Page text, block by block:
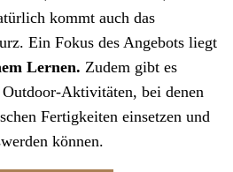
kommt auch das
Ein Fokus des Angebots liegt
Lernen. Zudem gibt es
Aktivitäten, bei denen
Fertigkeiten einsetzen und
können.